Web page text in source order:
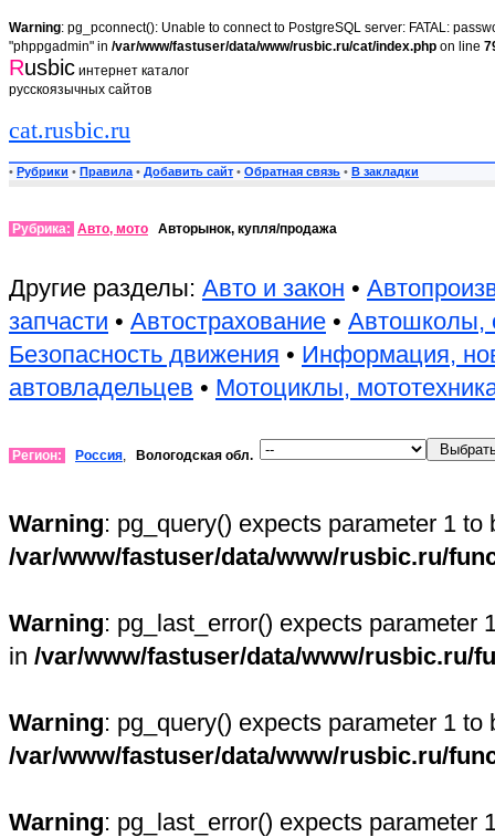
Warning: pg_pconnect(): Unable to connect to PostgreSQL server: FATAL:
"phppgadmin" in /var/www/fastuser/data/www/rusbic.ru/cat/index.php on line
Rusbic интернет каталог
русскоязычных сайтов
cat.rusbic.ru
• Рубрики • Правила • Добавить сайт • Обратная связь • В закладки
Рубрика: Авто, мото Авторынок, купля/продажа
Другие разделы: Авто и закон •
запчасти • Автострахование • Автошколы,
Безопасность движения • Информация,
автовладельцев • Мотоциклы,
Регион: Россия, Вологодская обл.
Warning: pg_query() expects parameter 1
/var/www/fastuser/data/www/rusbic.ru/
Warning: pg_last_error() expects parameter
in /var/www/fastuser/data/www/rusbic.ru/
Warning: pg_query() expects parameter 1
/var/www/fastuser/data/www/rusbic.ru/
Warning: pg_last_error() expects parameter